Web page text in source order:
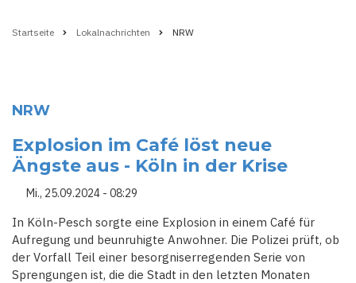
Startseite Lokalnachrichten NRW
NRW
Explosion im Café löst neue
Ängste aus - Köln in der Krise
Mi., 25.09.2024 - 08:29
In Köln-Pesch sorgte eine Explosion in einem Café für
Aufregung und beunruhigte Anwohner. Die Polizei prüft, ob
der Vorfall Teil einer besorgniserregenden Serie von
Sprengungen ist, die die Stadt in den letzten Monaten